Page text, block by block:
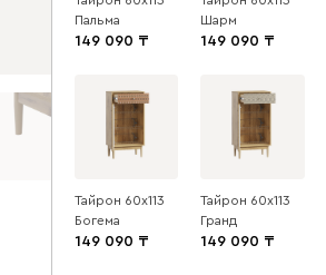
Пальма ​
149 090
Шарм ​
149 090
Тайрон 60x113
Богема ​
149 090
Тайрон 60x113
Гранд ​
149 090